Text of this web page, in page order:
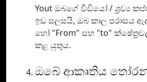
Yout ඔබගේ වීඩියෝ / ශ්‍රව්‍ය
ඉඩ සලසයි, ඔබ කාල පරාසය
හෝ "From" සහ "to"
කළ යුතුය.
ඔබේ ආකෘතිය